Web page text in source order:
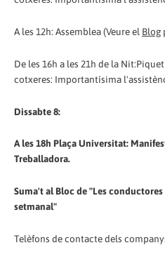
A les 12h: Assemblea (Veure el Blog
De les 16h a les 21h de la
cotxeres: Importantísima
Dissabte 8:
A les 18h Plaça Universitat:
Treballadora.
Suma't al Bloc de "Les
setmanal"
Telèfons de contacte dels